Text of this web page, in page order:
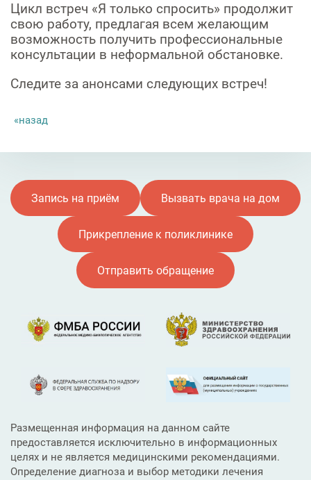
Цикл встреч «Я только спросить» продолжит
свою работу, предлагая всем желающим
возможность получить профессиональные
консультации в неформальной обстановке.
Следите за анонсами следующих встреч!
назад
Запись на приём Вызвать врача на дом
Прикрепление к поликлинике
Отправить обращение
Размещенная информация на данном сайте
предоставляется исключительно в информационных
целях и не является медицинскими рекомендациями.
Определение диагноза и выбор методики лечения